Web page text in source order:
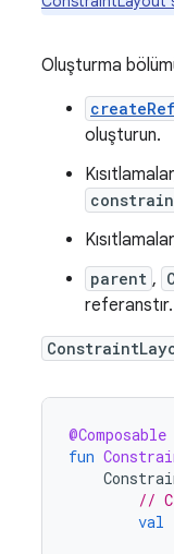
Oluşturma
oluşturun.
parent ,
referanstır.
@Composable
fun
//
val